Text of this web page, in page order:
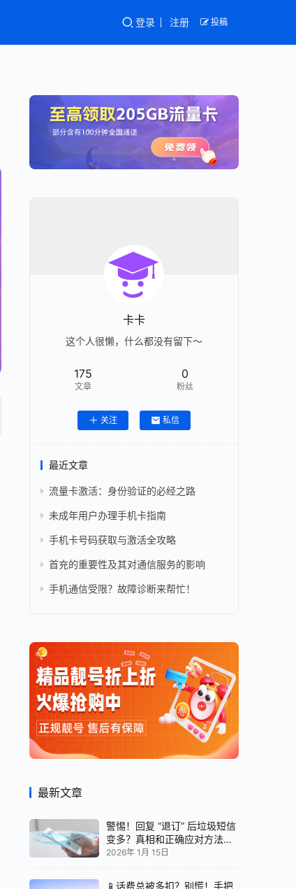
登录 注册 投稿
卡卡
这个人很懒，什么都没有留下～
175
文章
0
粉丝
关注 私信
最近文章
流量卡激活：身份验证的必经之路
未成年用户办理手机卡指南
手机卡号码获取与激活全攻略
首充的重要性及其对通信服务的影响
手机通信受限？故障诊断来帮忙！
最新文章
警惕！回复 “退订” 后垃圾短信
变多？真相和正确应对方法都
在这
2026年 1月 15日
📱话费总被多扣？别慌！手把